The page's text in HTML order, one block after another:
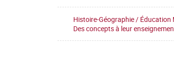
Histoire-Géographie / Éducation
Des concepts à leur